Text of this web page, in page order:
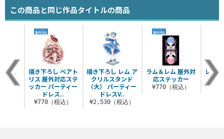
この商品と同じ作品タイトルの商品
描き下ろし レム ア
クリルスタンド
（大） パーティー
ドレスV..
¥2,530（税込）
ラム＆レム 屋外対
応ステッカー
¥770（税込）
レム
ース
き）
込）
描き下ろし ベアト
リス 屋外対応ステ
ッカー パーティー
ドレス..
¥770（税込）